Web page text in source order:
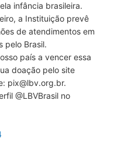
infância brasileira.
a Instituição prevê
de atendimentos em
pelo Brasil.
país a vencer essa
doação pelo site
pix@lbv.org.br.
@LBVBrasil no